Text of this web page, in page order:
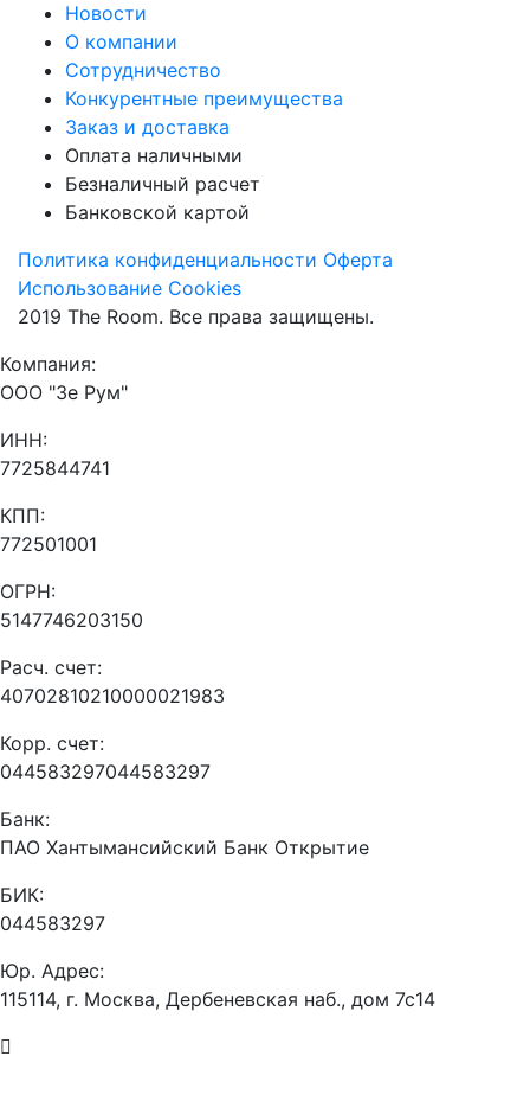
Новости
О компании
Сотрудничество
Конкурентные преимущества
Заказ и доставка
Оплата наличными
Безналичный расчет
Банковской картой
Политика конфиденциальности Оферта
Использование Cookies
2019 The Room. Все права защищены.
Компания:
ООО "Зе Рум"
ИНН:
7725844741
КПП:
772501001
ОГРН:
5147746203150
Расч. счет:
40702810210000021983
Корр. счет:
044583297044583297
Банк:
ПАО Хантымансийский Банк Открытие
БИК:
044583297
Юр. Адрес:
115114, г. Москва, Дербеневская наб., дом 7с14